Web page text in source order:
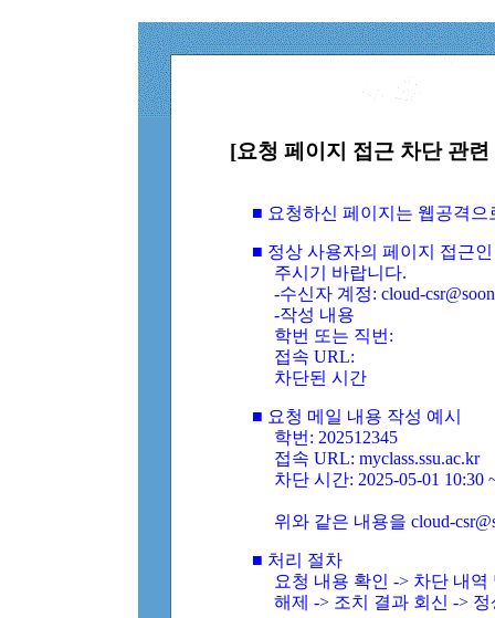
[요청 페이지 접근 차단 관
■ 요청하신 페이지는 웹공격
■ 정상 사용자의 페이지 접근
주시기 바랍니다.
-수신자 계정: cloud-
-작성 내용
학번 또는 직번:
접속 URL:
차단된 시간
■ 요청 메일 내용 작성 예시
학번: 202512345
접속 URL: myclass.ssu.ac.kr
차단 시간: 2025-05-01 10:30
위와 같은 내용을 cloud-
■ 처리 절차
요청 내용 확인 -> 차단 내
해제 -> 조치 결과 회신 ->